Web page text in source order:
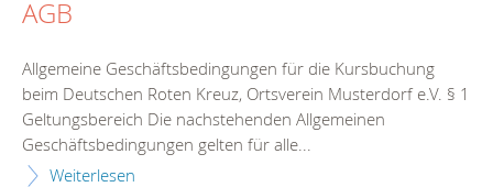
AGB
Allgemeine Geschäftsbedingungen für die Kursbuchung
beim Deutschen Roten Kreuz, Ortsverein Musterdorf e.V. § 1
Geltungsbereich Die nachstehenden Allgemeinen
Geschäftsbedingungen gelten für alle...
Weiterlesen